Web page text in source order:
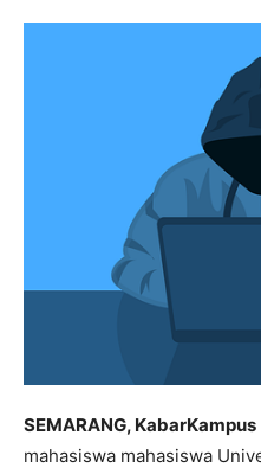
SEMARANG, KabarKampus
mahasiswa mahasiswa